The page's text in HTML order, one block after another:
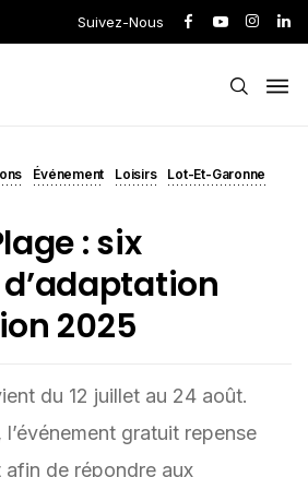
Suivez-Nous
Événement Loisirs
Lot-Et-Garonne
: six
2025
du 12 juillet au 24 août.
gratuit repense
afin de répondre aux